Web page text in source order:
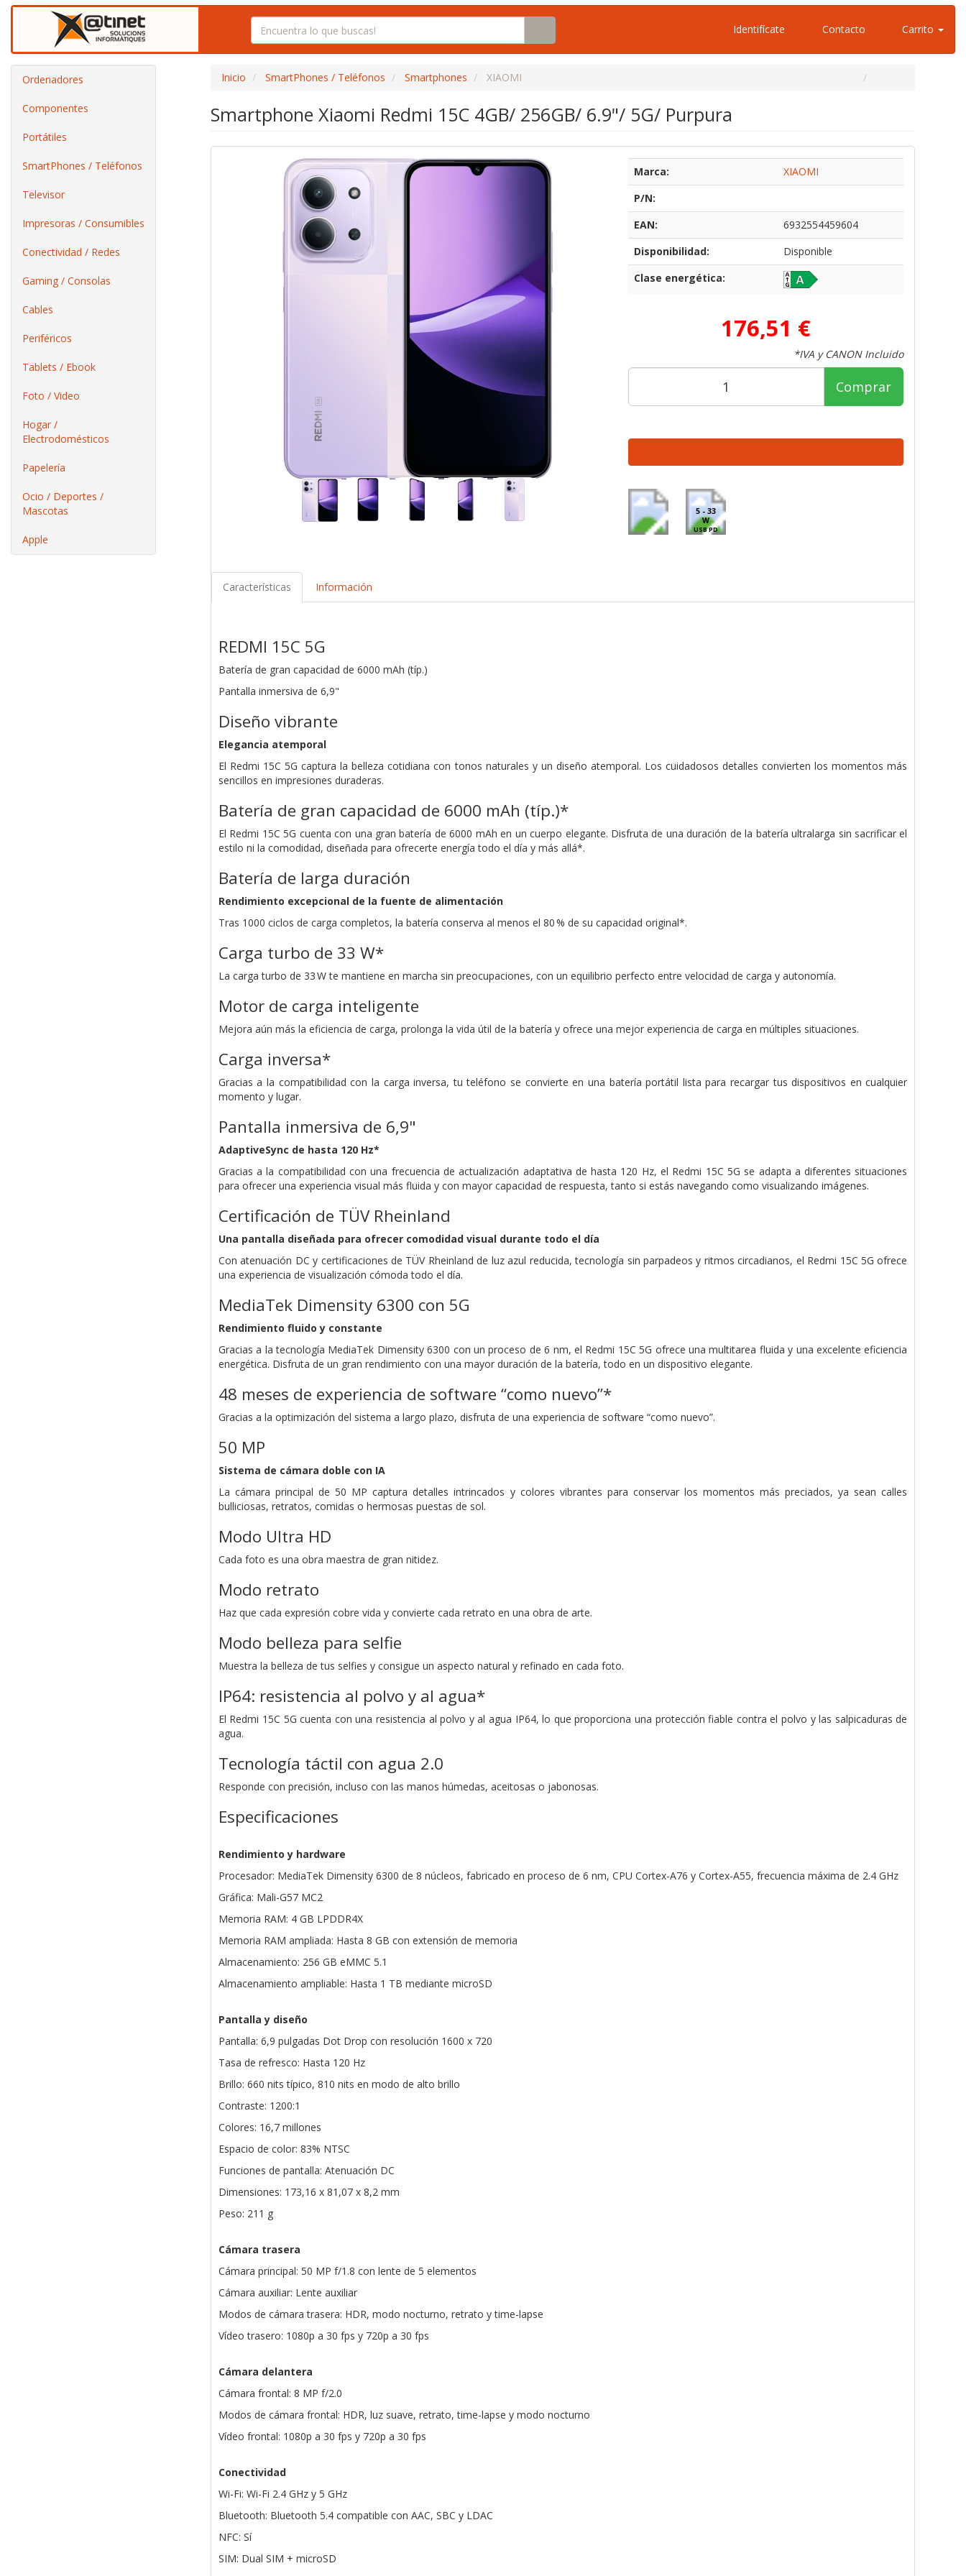
Identifícate Contacto Carrito
Ordenadores
Componentes
Portátiles
SmartPhones / Teléfonos
Televisor
Impresoras / Consumibles
Conectividad / Redes
Gaming / Consolas
Cables
Periféricos
Tablets / Ebook
Foto / Video
Hogar /
Electrodomésticos
Papelería
Ocio / Deportes /
Mascotas
Apple
Inicio SmartPhones / Teléfonos Smartphones XIAOMI
Smartphone Xiaomi Redmi 15C 4GB/ 256GB/ 6.9"/ 5G/ Purpura
Marca:
XIAOMI
P/N:
EAN:
6932554459604
Disponibilidad:
Disponible
Clase energética:
176,51 €
*IVA y CANON Incluido
Comprar
5 - 33
W
USB PD
Características Información
REDMI 15C 5G
Batería de gran capacidad de 6000 mAh (típ.)
Pantalla inmersiva de 6,9"
Diseño vibrante
Elegancia atemporal
El Redmi 15C 5G captura la belleza cotidiana con tonos naturales y un diseño atemporal. Los cuidadosos detalles convierten los momentos más
sencillos en impresiones duraderas.
Batería de gran capacidad de 6000 mAh (típ.)*
El Redmi 15C 5G cuenta con una gran batería de 6000 mAh en un cuerpo elegante. Disfruta de una duración de la batería ultralarga sin sacrificar el
estilo ni la comodidad, diseñada para ofrecerte energía todo el día y más allá*.
Batería de larga duración
Rendimiento excepcional de la fuente de alimentación
Tras 1000 ciclos de carga completos, la batería conserva al menos el 80 % de su capacidad original*.
Carga turbo de 33 W*
La carga turbo de 33 W te mantiene en marcha sin preocupaciones, con un equilibrio perfecto entre velocidad de carga y autonomía.
Motor de carga inteligente
Mejora aún más la eficiencia de carga, prolonga la vida útil de la batería y ofrece una mejor experiencia de carga en múltiples situaciones.
Carga inversa*
Gracias a la compatibilidad con la carga inversa, tu teléfono se convierte en una batería portátil lista para recargar tus dispositivos en cualquier
momento y lugar.
Pantalla inmersiva de 6,9"
AdaptiveSync de hasta 120 Hz*
Gracias a la compatibilidad con una frecuencia de actualización adaptativa de hasta 120 Hz, el Redmi 15C 5G se adapta a diferentes situaciones
para ofrecer una experiencia visual más fluida y con mayor capacidad de respuesta, tanto si estás navegando como visualizando imágenes.
Certificación de TÜV Rheinland
Una pantalla diseñada para ofrecer comodidad visual durante todo el día
Con atenuación DC y certificaciones de TÜV Rheinland de luz azul reducida, tecnología sin parpadeos y ritmos circadianos, el Redmi 15C 5G ofrece
una experiencia de visualización cómoda todo el día.
MediaTek Dimensity 6300 con 5G
Rendimiento fluido y constante
Gracias a la tecnología MediaTek Dimensity 6300 con un proceso de 6 nm, el Redmi 15C 5G ofrece una multitarea fluida y una excelente eficiencia
energética. Disfruta de un gran rendimiento con una mayor duración de la batería, todo en un dispositivo elegante.
48 meses de experiencia de software “como nuevo”*
Gracias a la optimización del sistema a largo plazo, disfruta de una experiencia de software “como nuevo”.
50 MP
Sistema de cámara doble con IA
La cámara principal de 50 MP captura detalles intrincados y colores vibrantes para conservar los momentos más preciados, ya sean calles
bulliciosas, retratos, comidas o hermosas puestas de sol.
Modo Ultra HD
Cada foto es una obra maestra de gran nitidez.
Modo retrato
Haz que cada expresión cobre vida y convierte cada retrato en una obra de arte.
Modo belleza para selfie
Muestra la belleza de tus selfies y consigue un aspecto natural y refinado en cada foto.
IP64: resistencia al polvo y al agua*
El Redmi 15C 5G cuenta con una resistencia al polvo y al agua IP64, lo que proporciona una protección fiable contra el polvo y las salpicaduras de
agua.
Tecnología táctil con agua 2.0
Responde con precisión, incluso con las manos húmedas, aceitosas o jabonosas.
Especificaciones
Rendimiento y hardware
Procesador: MediaTek Dimensity 6300 de 8 núcleos, fabricado en proceso de 6 nm, CPU Cortex-A76 y Cortex-A55, frecuencia máxima de 2.4 GHz
Gráfica: Mali-G57 MC2
Memoria RAM: 4 GB LPDDR4X
Memoria RAM ampliada: Hasta 8 GB con extensión de memoria
Almacenamiento: 256 GB eMMC 5.1
Almacenamiento ampliable: Hasta 1 TB mediante microSD
Pantalla y diseño
Pantalla: 6,9 pulgadas Dot Drop con resolución 1600 x 720
Tasa de refresco: Hasta 120 Hz
Brillo: 660 nits típico, 810 nits en modo de alto brillo
Contraste: 1200:1
Colores: 16,7 millones
Espacio de color: 83% NTSC
Funciones de pantalla: Atenuación DC
Dimensiones: 173,16 x 81,07 x 8,2 mm
Peso: 211 g
Cámara trasera
Cámara principal: 50 MP f/1.8 con lente de 5 elementos
Cámara auxiliar: Lente auxiliar
Modos de cámara trasera: HDR, modo nocturno, retrato y time-lapse
Vídeo trasero: 1080p a 30 fps y 720p a 30 fps
Cámara delantera
Cámara frontal: 8 MP f/2.0
Modos de cámara frontal: HDR, luz suave, retrato, time-lapse y modo nocturno
Vídeo frontal: 1080p a 30 fps y 720p a 30 fps
Conectividad
Wi-Fi: Wi-Fi 2.4 GHz y 5 GHz
Bluetooth: Bluetooth 5.4 compatible con AAC, SBC y LDAC
NFC: Sí
SIM: Dual SIM + microSD